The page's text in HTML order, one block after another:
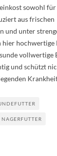
sowohl
aus frischen
und unter
hochwertige
vollwertige
und schützt
NAGERFUTTER